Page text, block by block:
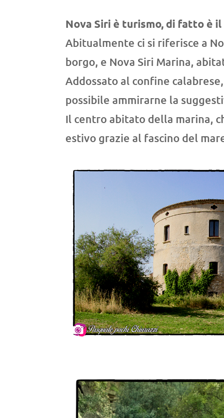
Nova Siri è turismo, di fatto è
Abitualmente ci si riferisce a
borgo, e Nova Siri Marina,
Addossato al confine
possibile ammirarne la
Il centro abitato della marina,
estivo grazie al fascino del